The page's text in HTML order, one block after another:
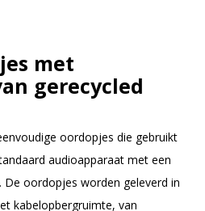
met
gerecycled
oordopjes die gebruikt
audioapparaat met een
oordopjes worden geleverd in
kabelopbergruimte, van